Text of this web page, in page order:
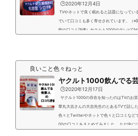
🕒️2020年12月4日
TVやネットで良く眠れると話題になってい
でいて口コミも多く寄せされています。（
能の口コミ評価）ヤクルト1000のテレビ
私が感じた共感した２つの効果をご紹介しま
良いこと色々ねっと
ヤクルト1000飲んでる
🕒️2020年12月17日
ヤクルト1000の存在を知ったのはTVのお
華丸大吉さんの大吉先生のとあるTVで話し
色々とTwitterやネットで色々と口コミなど
00の口コミをまとめてみました。 ただ中に